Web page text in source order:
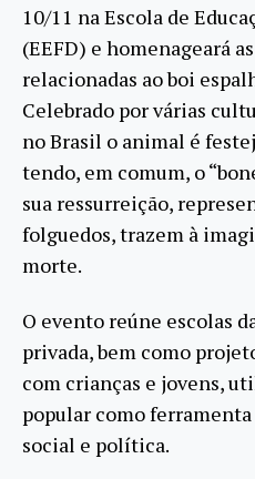
10/11 na Escola de
(EEFD) e homenageará
relacionadas ao boi
Celebrado por várias
no Brasil o animal é
tendo, em comum, o
sua ressurreição,
folguedos, trazem à
morte.
O evento reúne escolas
privada, bem como
com crianças e jovens,
popular como
social e política.